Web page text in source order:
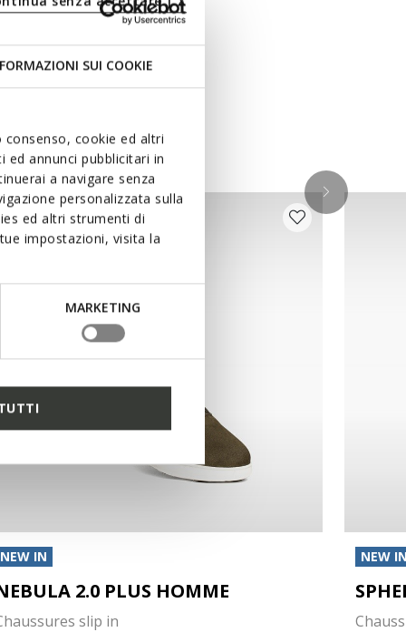
SUI COOKIE
cookie ed altri
annunci pubblicitari in
a navigare senza
personalizzata sulla
ed altri strumenti di
impostazioni, visita la
MARKETING
NEW IN
2.0 PLUS HOMME
slip in
NEW